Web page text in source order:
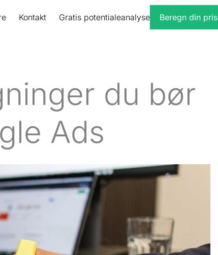
Kontakt Gratis potentialeanalyse Beregn din pris
du bør
Ads